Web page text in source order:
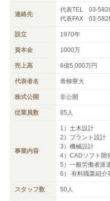
連絡先
代表TEL
03-
代表FAX
03-
設立 1970年
資本金 1000万
売上高 6億5,000万円
代表者名 青柳寮大
株式公開 非公開
従業員数 85人
事業内容
1）土木設計
2）プラント設計
3）機械設計
4）CADソフト開
5）一般労働者派
6） 有料職業紹介
スタッフ数 50人